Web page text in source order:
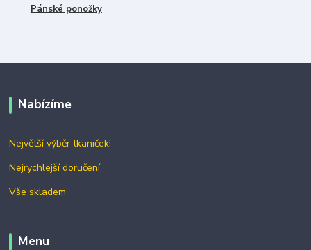
Pánské ponožky
Nabízíme
Největší výběr tkaniček!
Nejrychlejší doručení
Vše skladem
Menu